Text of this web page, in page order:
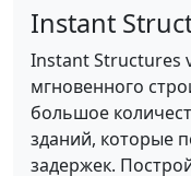
Instant
Instant Structures
мгновенного
большое
зданий, которые
задержек.